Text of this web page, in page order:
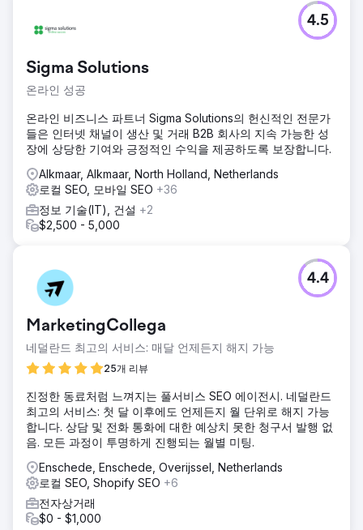
Sigma Solutions
온라인 성공
4.5
온라인 비즈니스 파트너 Sigma Solutions의 헌신적인 전문가
들은 인터넷 채널이 생산 및 거래 B2B 회사의 지속 가능한 성
장에 상당한 기여와 긍정적인 수익을 제공하도록 보장합니다.
Alkmaar, Alkmaar, North Holland, Netherlands
로컬 SEO, 모바일 SEO +36
정보 기술(IT), 건설 +2
$2,500 - 5,000
MarketingCollega
네덜란드 최고의 서비스: 매달 언제든지 해지 가능
25개 리뷰
4.4
진정한 동료처럼 느껴지는 풀서비스 SEO 에이전시. 네덜란드
최고의 서비스: 첫 달 이후에도 언제든지 월 단위로 해지 가능
합니다. 상담 및 전화 통화에 대한 예상치 못한 청구서 발행 없
음. 모든 과정이 투명하게 진행되는 월별 미팅.
Enschede, Enschede, Overijssel, Netherlands
로컬 SEO, Shopify SEO +6
전자상거래
$0 - $1,000